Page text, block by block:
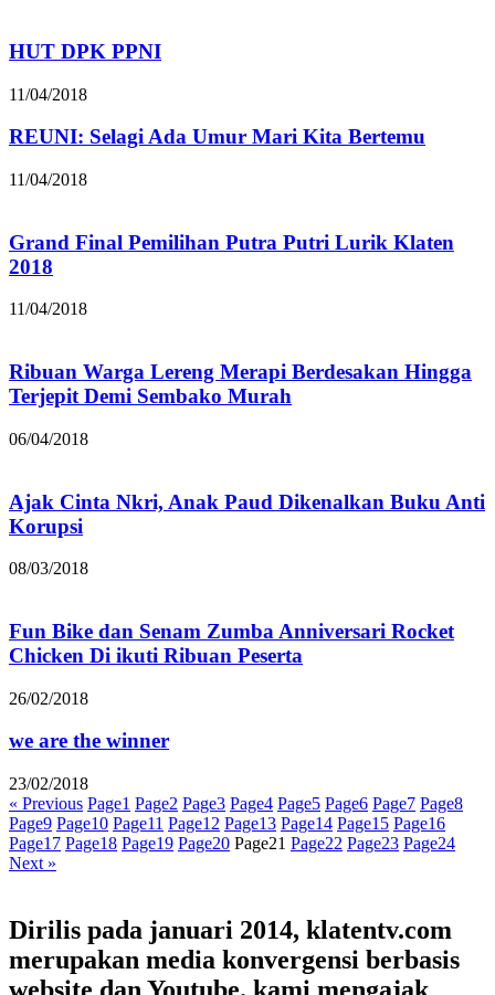
HUT DPK PPNI
11/04/2018
REUNI: Selagi Ada Umur Mari Kita Bertemu
11/04/2018
Grand Final Pemilihan Putra Putri Lurik Klaten
2018
11/04/2018
Ribuan Warga Lereng Merapi Berdesakan Hingga
Terjepit Demi Sembako Murah
06/04/2018
Ajak Cinta Nkri, Anak Paud Dikenalkan Buku Anti
Korupsi
08/03/2018
Fun Bike dan Senam Zumba Anniversari Rocket
Chicken Di ikuti Ribuan Peserta
26/02/2018
we are the winner
23/02/2018
« Previous Page1 Page2 Page3 Page4 Page5 Page6 Page7 Page8
Page9 Page10 Page11 Page12 Page13 Page14 Page15 Page16
Page17 Page18 Page19 Page20 Page21 Page22 Page23 Page24
Next »
Dirilis pada januari 2014, klatentv.com
merupakan media konvergensi berbasis